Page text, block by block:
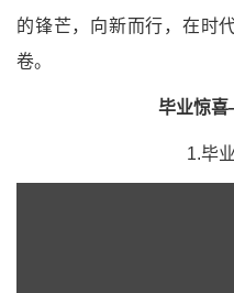
的锋芒，向新而行，在时
卷。
毕业惊
1.毕